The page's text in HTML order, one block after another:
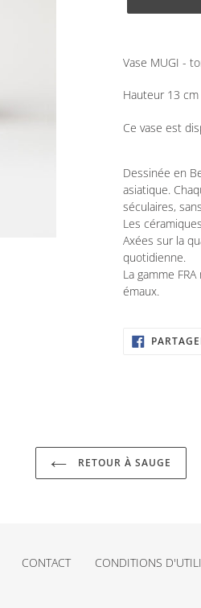
produit
à
panier
Vase MUGI -
Hauteur 13 cm
Ce vase est
Dessinée en
asiatique.
séculaires,
Les
Axées sur la
quotidienne.
La gamme
émaux.
RETOUR À SAUGE
CONTACT CONDITIONS